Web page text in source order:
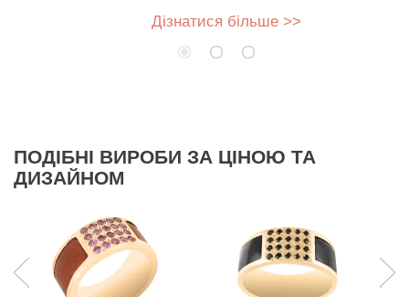
Дізнатися більше >>
ПОДІБНІ ВИРОБИ ЗА ЦІНОЮ ТА
ДИЗАЙНОМ